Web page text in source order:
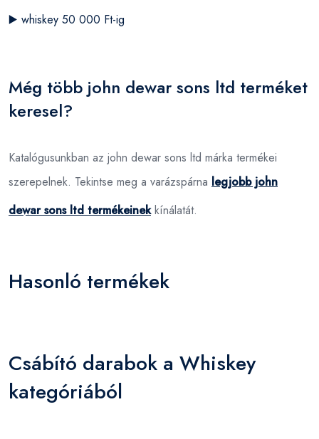
▶️ whiskey 50 000 Ft-ig
Még több john dewar sons ltd terméket
keresel?
Katalógusunkban az john dewar sons ltd márka termékei
szerepelnek. Tekintse meg a varázspárna legjobb john
dewar sons ltd termékeinekkínálatát.
Hasonló termékek
Csábító darabok a Whiskey
kategóriából